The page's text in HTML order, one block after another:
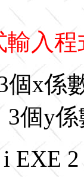
輸入程
個x係
3個y係
EXE